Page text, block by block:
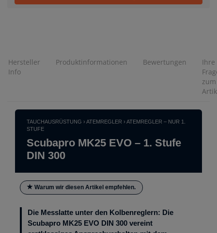
Hersteller
Info
Produktinformationen Bewertungen
Ihre
zum
TAUCHAUSRÜSTUNG › ATEMREGLER › ATEMREGLER – NUR 1.
STUFE
Scubapro MK25 EVO – 1. Stufe
DIN 300
Warum wir diesen Artikel empfehlen.
Die Messlatte unter den Kolbenreglern: Die
Scubapro MK25 EVO DIN 300 vereint